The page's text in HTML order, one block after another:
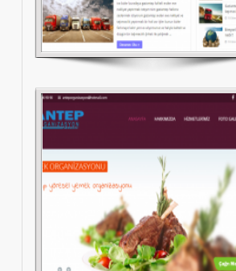
Gaziantep Organizasyon Firmaları
Kral Script – Ücretsiz Scriptler